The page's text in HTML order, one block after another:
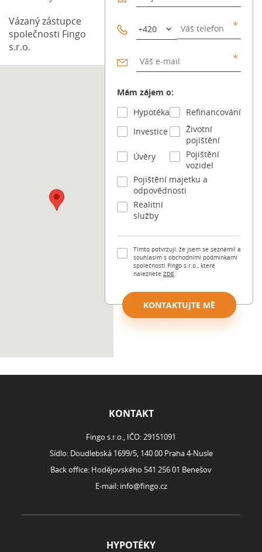
pojistka a co v práci raději nezkoušet? se nejdříve
objevil na Blog FinGO.cz.
Vázaný zástupce
společnosti Fingo
s.r.o.
Mám zájem o:
Hypotéka
Refinancování
Investice
Životní
pojištění
Úvěry
Pojištění
vozidel
Pojištění majetku a
odpovědnosti
Realitní
služby
Tímto potvrzuji, že jsem se seznámil a
souhlasím s obchodními podmínkami
společnosti Fingo s.r.o., které
naleznete ZDE.
KONTAKTUJTE MĚ
KONTAKT
Fingo s.r.o., IČO: 29151091
Sídlo: Doudlebská 1699/5, 140 00 Praha 4-Nusle
Back office: Hodějovského 541 256 01 Benešov
E-mail: info@fingo.cz
HYPOTÉKY